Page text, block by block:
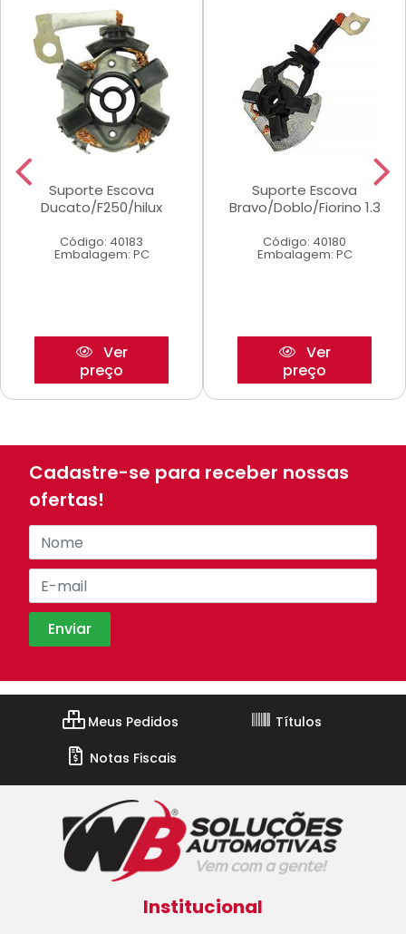
Suporte Escova
Ducato/F250/hilux
Código: 40183
Embalagem: PC
Ver
preço
Suporte Escova
Bravo/Doblo/Fiorino 1.3
Código: 40180
Embalagem: PC
Ver
preço
Cadastre-se para receber nossas
ofertas!
Meus Pedidos
Títulos
Notas Fiscais
Institucional